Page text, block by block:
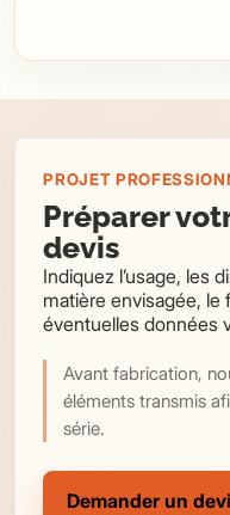
PROJET
Préparer
devis
Indiquez l’usage, les
matière envisagée, le
éventuelles données
Avant fabrication,
éléments transmis
série.
Demander un